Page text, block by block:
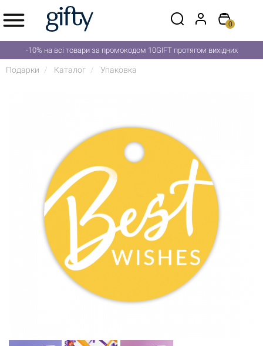
0
-10% на всі товари за промокодом 10GIFT протягом вихідних
Подарки Каталог Упаковка